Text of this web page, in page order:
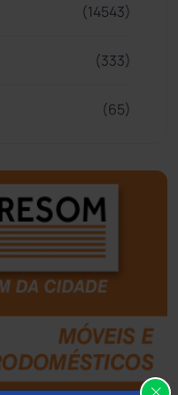
(14543)
(333)
(65)
(505)
(152)
(7679)